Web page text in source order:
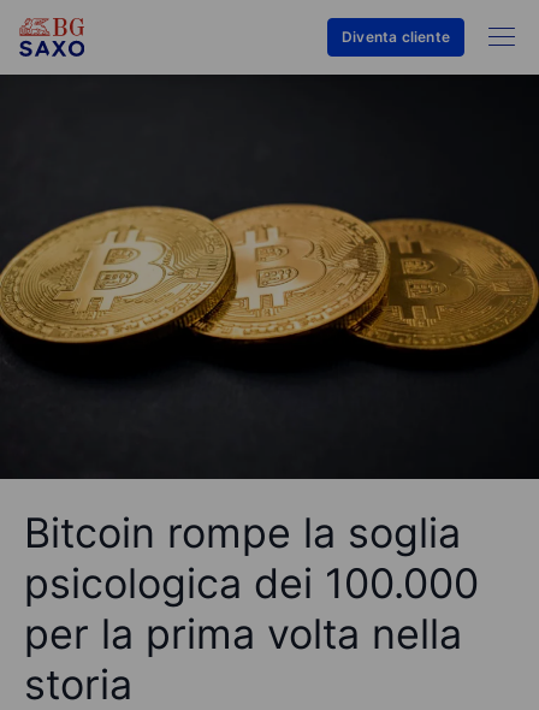
Diventa cliente
Bitcoin rompe la soglia
psicologica dei 100.000
per la prima volta nella
storia